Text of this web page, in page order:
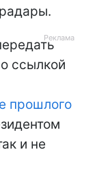
ссылкой
прошлого
и не